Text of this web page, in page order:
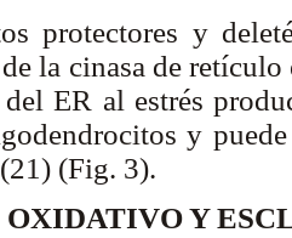
protectores y
la cinasa de
del ER al estrés
y
(Fig. 3).
OXIDATIVO Y